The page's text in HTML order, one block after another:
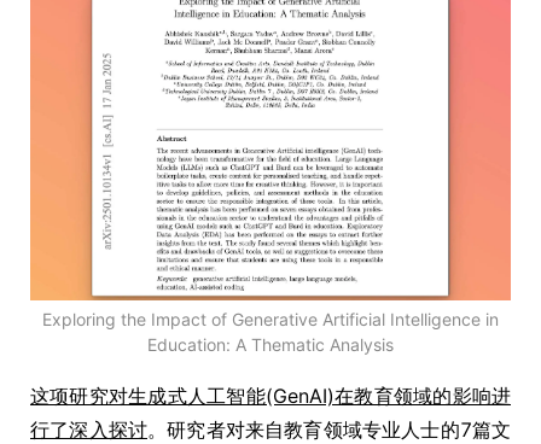
Exploring the Impact of Generative Artificial Intelligence in
Education: A Thematic Analysis
这项研究对生成式人工智能(GenAI)在教育领域的影响进
行了深入探讨。研究者对来自教育领域专业人士的7篇文